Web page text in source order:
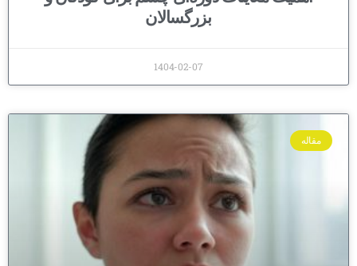
بزرگسالان
1404-02-07
مقاله